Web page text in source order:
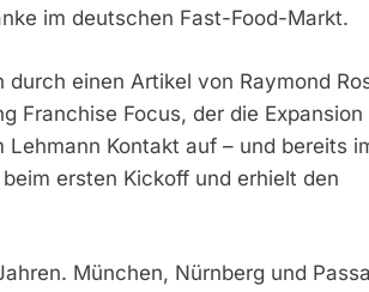
im deutschen Fast-Food-Markt.
einen Artikel von Raymond
Franchise Focus, der die Expansion
Kontakt auf – und bereits
ersten Kickoff und erhielt den
München, Nürnberg und